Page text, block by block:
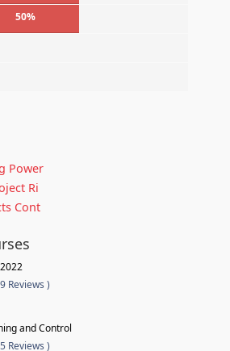
50%
Power
Ri
Cont
Reviews )
and Control
Reviews )